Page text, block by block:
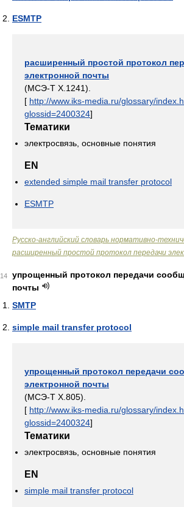
ESMTP
расширенный простой протокол
электронной почты
(МСЭ-T X.1241).
[ http://www.iks-media.ru/glossary/
glossid=2400324]
Тематики
электросвязь, основные понятия
EN
extended simple mail transfer protocol
ESMTP
Русско-английский словарь нормативно-
расширенный простой протокол передачи
14
упрощенный протокол передачи
почты
SMTP
simple mail transfer protocol
упрощенный протокол передачи
электронной почты
(МСЭ-Т Х.805).
[ http://www.iks-media.ru/glossary/
glossid=2400324]
Тематики
электросвязь, основные понятия
EN
simple mail transfer protocol